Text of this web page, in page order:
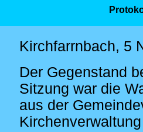
Kirchfarrnbach, 5
Der Gegenstand
Sitzung war die
aus der